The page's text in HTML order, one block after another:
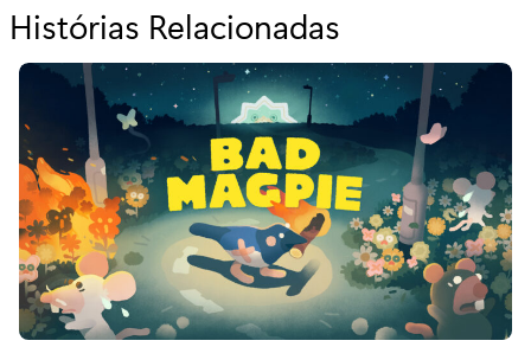
Histórias Relacionadas
a
r
a
“
S
u
p